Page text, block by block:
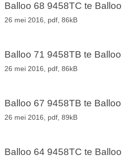
Balloo 68 9458TC te Balloo
26 mei 2016, pdf, 86kB
Balloo 71 9458TB te Balloo
26 mei 2016, pdf, 86kB
Balloo 67 9458TB te Balloo
26 mei 2016, pdf, 89kB
Balloo 64 9458TC te Balloo